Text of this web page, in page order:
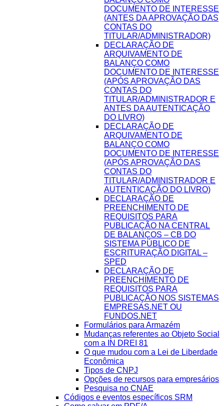
DOCUMENTO DE INTERESSE
(ANTES DA APROVAÇÃO DAS
CONTAS DO
TITULAR/ADMINISTRADOR)
DECLARAÇÃO DE
ARQUIVAMENTO DE
BALANÇO COMO
DOCUMENTO DE INTERESSE
(APÓS APROVAÇÃO DAS
CONTAS DO
TITULAR/ADMINISTRADOR E
ANTES DA AUTENTICAÇÃO
DO LIVRO)
DECLARAÇÃO DE
ARQUIVAMENTO DE
BALANÇO COMO
DOCUMENTO DE INTERESSE
(APÓS APROVAÇÃO DAS
CONTAS DO
TITULAR/ADMINISTRADOR E
AUTENTICAÇÃO DO LIVRO)
DECLARAÇÃO DE
PREENCHIMENTO DE
REQUISITOS PARA
PUBLICAÇÃO NA CENTRAL
DE BALANÇOS – CB DO
SISTEMA PÚBLICO DE
ESCRITURAÇÃO DIGITAL –
SPED
DECLARAÇÃO DE
PREENCHIMENTO DE
REQUISITOS PARA
PUBLICAÇÃO NOS SISTEMAS
EMPRESAS.NET OU
FUNDOS.NET
Formulários para Armazém
Mudanças referentes ao Objeto Social
com a IN DREI 81
O que mudou com a Lei de Liberdade
Econômica
Tipos de CNPJ
Opções de recursos para empresários
Pesquisa no CNAE
Códigos e eventos específicos SRM